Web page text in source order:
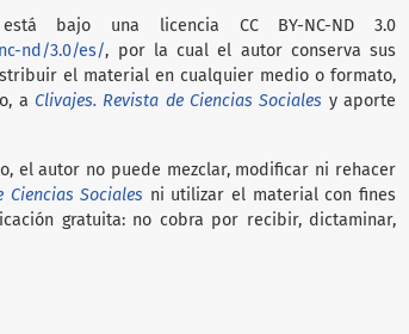
bajo una licencia CC BY-NC-ND 3.0
nd/3.0/es/, por la cual el autor conserva sus
el material en cualquier medio o formato,
a Clivajes. Revista de Ciencias Sociales y aporte
el autor no puede mezclar, modificar ni rehacer
Ciencias Sociales ni utilizar el material con fines
gratuita: no cobra por recibir, dictaminar,